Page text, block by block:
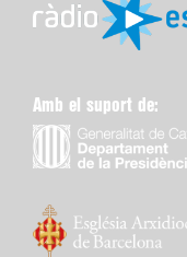
Amb el suport de: